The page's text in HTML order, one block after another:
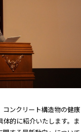
ンクリート構造物の健康
的に紹介いたします。ま